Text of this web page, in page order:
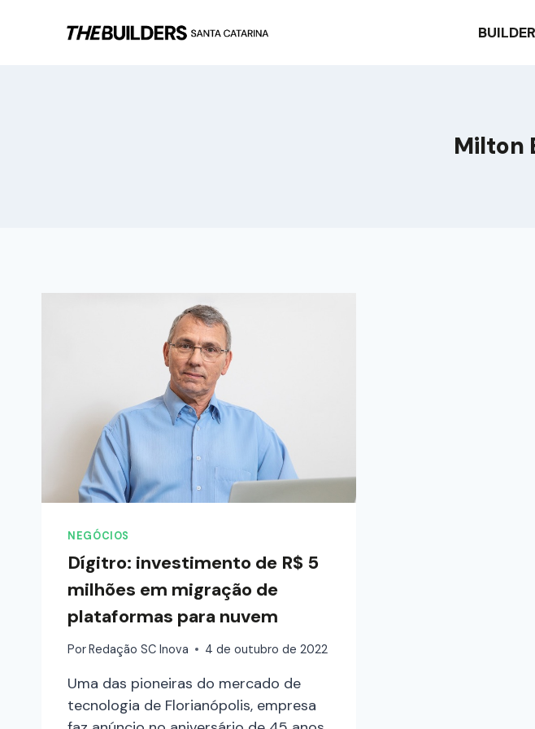
Milton
NEGÓCIOS
Dígitro: investimento de R$ 5
milhões em migração de
plataformas para nuvem
PorRedação SC Inova 4 de outubro de 2022
Uma das pioneiras do mercado de
tecnologia de Florianópolis, empresa